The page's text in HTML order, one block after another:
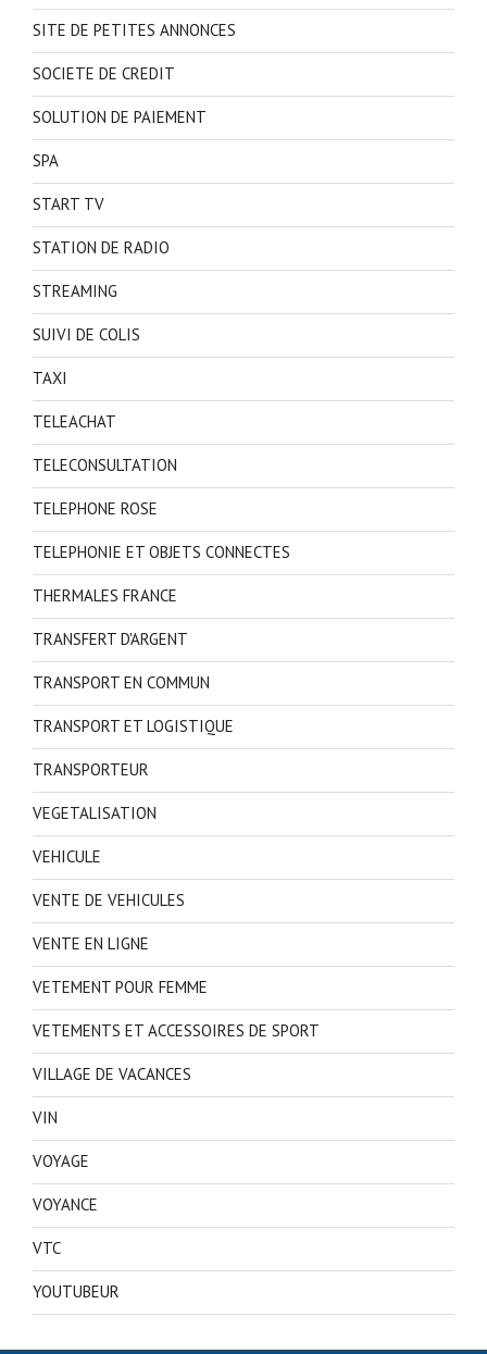
SITE DE PETITES ANNONCES
SOCIETE DE CREDIT
SOLUTION DE PAIEMENT
SPA
START TV
STATION DE RADIO
STREAMING
SUIVI DE COLIS
TAXI
TELEACHAT
TELECONSULTATION
TELEPHONE ROSE
TELEPHONIE ET OBJETS CONNECTES
THERMALES FRANCE
TRANSFERT D'ARGENT
TRANSPORT EN COMMUN
TRANSPORT ET LOGISTIQUE
TRANSPORTEUR
VEGETALISATION
VEHICULE
VENTE DE VEHICULES
VENTE EN LIGNE
VETEMENT POUR FEMME
VETEMENTS ET ACCESSOIRES DE SPORT
VILLAGE DE VACANCES
VIN
VOYAGE
VOYANCE
VTC
YOUTUBEUR